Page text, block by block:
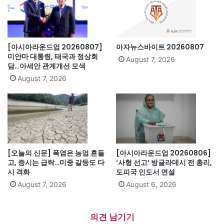
[아시아라운드업 20260807]
미얀마 대통령, 태국과 정상회
담…아세안 관계개선 모색
August 7, 2026
아자뉴스바이트 20260807
August 7, 2026
[오늘의 신문] 폭염은 농업 흔들
고, 증시는 급락…미중 갈등도 다
시 격화
August 7, 2026
[아시아라운드업 20260806]
‘사형 선고’ 방글라데시 전 총리,
도피국 인도서 연설
August 6, 2026
의견 남기기